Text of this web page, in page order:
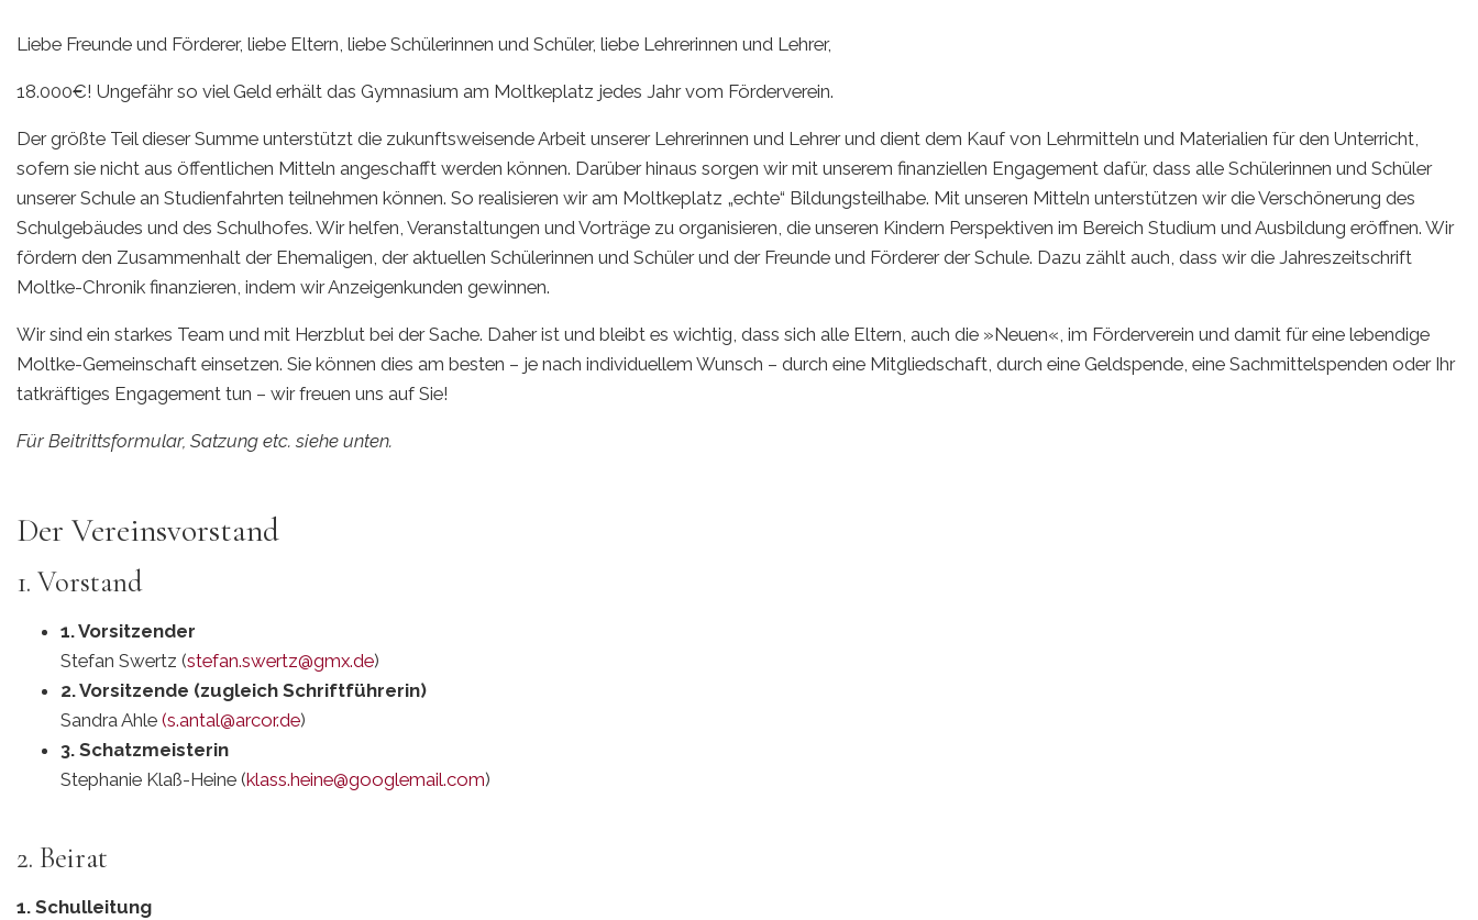
Liebe Freunde und Förderer, liebe Eltern, liebe Schülerinnen und Schüler, liebe Lehrerinnen und Lehrer,
18.000€! Ungefähr so viel Geld erhält das Gymnasium am Moltkeplatz jedes Jahr vom Förderverein.
Der größte Teil dieser Summe unterstützt die zukunftsweisende Arbeit unserer Lehrerinnen und Lehrer und dient dem Kauf von Lehrmitteln und Materialien für den Unterricht,
sofern sie nicht aus öffentlichen Mitteln angeschafft werden können. Darüber hinaus sorgen wir mit unserem finanziellen Engagement dafür, dass alle Schülerinnen und Schüler
unserer Schule an Studienfahrten teilnehmen können. So realisieren wir am Moltkeplatz „echte“ Bildungsteilhabe. Mit unseren Mitteln unterstützen wir die Verschönerung des
Schulgebäudes und des Schulhofes. Wir helfen, Veranstaltungen und Vorträge zu organisieren, die unseren Kindern Perspektiven im Bereich Studium und Ausbildung eröffnen. Wir
fördern den Zusammenhalt der Ehemaligen, der aktuellen Schülerinnen und Schüler und der Freunde und Förderer der Schule. Dazu zählt auch, dass wir die Jahreszeitschrift
Moltke-Chronik finanzieren, indem wir Anzeigenkunden gewinnen.
Wir sind ein starkes Team und mit Herzblut bei der Sache. Daher ist und bleibt es wichtig, dass sich alle Eltern, auch die »Neuen«, im Förderverein und damit für eine lebendige
Moltke-Gemeinschaft einsetzen. Sie können dies am besten – je nach individuellem Wunsch – durch eine Mitgliedschaft, durch eine Geldspende, eine Sachmittelspenden oder Ihr
tatkräftiges Engagement tun – wir freuen uns auf Sie!
Für Beitrittsformular, Satzung etc. siehe unten.
Der Vereinsvorstand
1. Vorstand
1. Vorsitzender
Stefan Swertz (stefan.swertz@gmx.de)
2. Vorsitzende (zugleich Schriftführerin)
Sandra Ahle (s.antal@arcor.de)
3. Schatzmeisterin
Stephanie Klaß-Heine (klass.heine@googlemail.com)
2. Beirat
1. Schulleitung